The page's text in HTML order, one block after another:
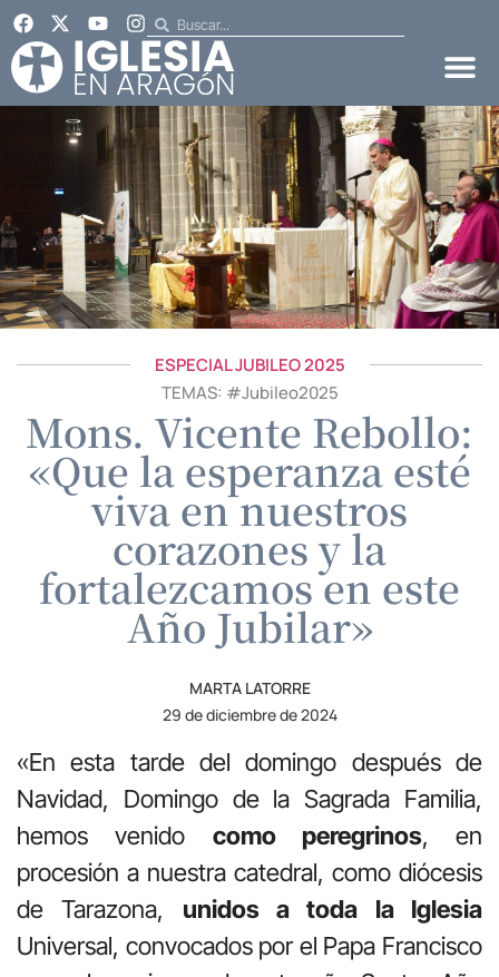
ESPECIAL JUBILEO 2025
TEMAS: #Jubileo2025
Mons. Vicente Rebollo:
«Que la esperanza esté
viva en nuestros
corazones y la
fortalezcamos en este
Año Jubilar»
MARTA LATORRE
29 de diciembre de 2024
«En esta tarde del domingo después de
Navidad, Domingo de la Sagrada Familia,
hemos venido como peregrinos, en
procesión a nuestra catedral, como diócesis
de Tarazona, unidos a toda la Iglesia
Universal, convocados por el Papa Francisco